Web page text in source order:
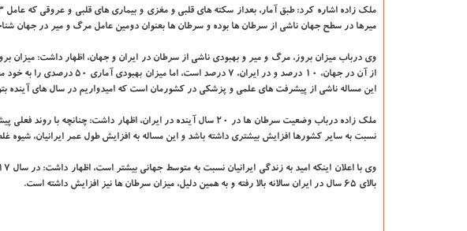
میرها در سطح جهان ناشی از سرطان ها بوده و سرطان ها بعنوان دومین عامل مرگ و میر در جهان
از آن در جهان، ۱۰ درصد و در
این مساله ناشی از پیشرفت های علمی و پزشکی در کشورمان است که امیدواریم در سال های آینده
نسبت به سایر کشورها افزایش بیشتری داشته باشد و این مساله به افزایش طول عمر ایرانیان،
بالای ۶۵ سال در ایران سالانه بالا رفته و به همین دلیل، میزان سرطان ها نیز افزایش داشته است.